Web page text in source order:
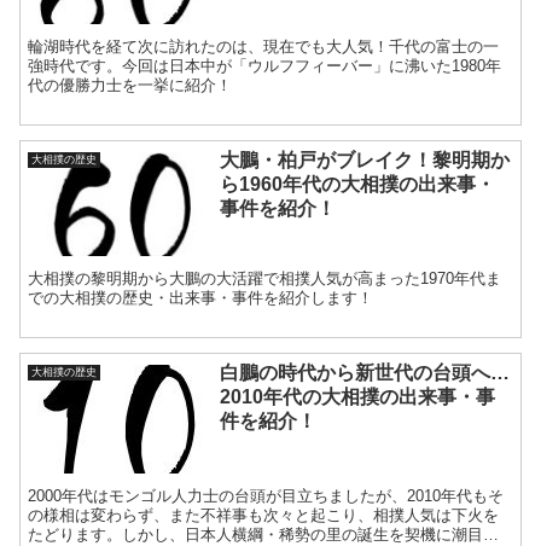
輪湖時代を経て次に訪れたのは、現在でも大人気！千代の富士の一
強時代です。今回は日本中が「ウルフフィーバー」に沸いた1980年
代の優勝力士を一挙に紹介！
大相撲の歴史
大鵬・柏戸がブレイク！黎明期か
ら1960年代の大相撲の出来事・
事件を紹介！
大相撲の黎明期から大鵬の大活躍で相撲人気が高まった1970年代ま
での大相撲の歴史・出来事・事件を紹介します！
大相撲の歴史
白鵬の時代から新世代の台頭へ…
2010年代の大相撲の出来事・事
件を紹介！
2000年代はモンゴル人力士の台頭が目立ちましたが、2010年代もそ
の様相は変わらず、また不祥事も次々と起こり、相撲人気は下火を
たどります。しかし、日本人横綱・稀勢の里の誕生を契機に潮目が